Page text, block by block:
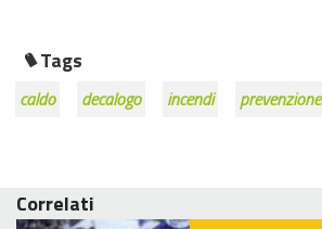
Tags
caldo decalogo incendi prevenzione
Correlati